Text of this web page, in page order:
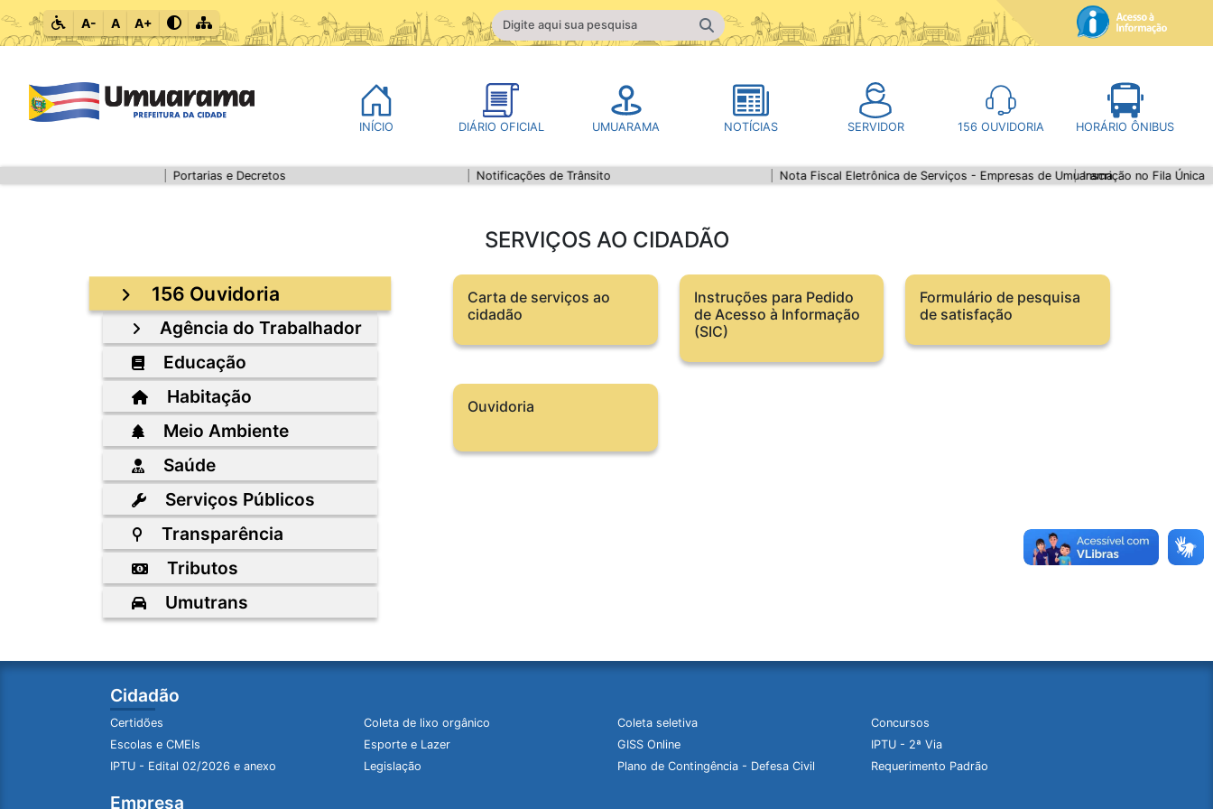
A- A A+
INÍCIO DIÁRIO OFICIAL UMUARAMA NOTÍCIAS SERVIDOR 156 OUVIDORIA HORÁRIO ÔNIBUS
Portarias e Decretos Notificações de Trânsito Nota Fiscal Eletrônica de Serviços - Empresas de UmuaramaInscrição no Fila Única
SERVIÇOS AO CIDADÃO
156 Ouvidoria
Agência do Trabalhador
Educação
Habitação
Meio Ambiente
Saúde
Serviços Públicos
Transparência
Tributos
Umutrans
Carta de serviços ao
cidadão
Instruções para Pedido
de Acesso à Informação
(SIC)
Formulário de pesquisa
de satisfação
Ouvidoria
Cidadão
Certidões Coleta de lixo orgânico Coleta seletiva
Concursos
Escolas e CMEIs
Esporte e Lazer GISS Online
IPTU - 2ª Via
IPTU - Edital 02/2026 e anexo
Legislação Plano de Contingência - Defesa Civil Requerimento Padrão
Empresa